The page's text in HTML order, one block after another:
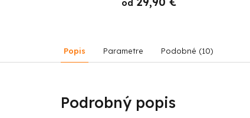
od
Popis Parametre Podobné (10)
Podrobný popis